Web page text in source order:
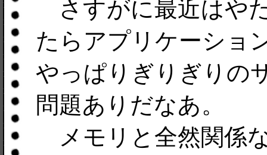
さすがに最近はや
たらアプリケーショ
やっぱりぎりぎりの
問題ありだなあ。
メモリと全然関係